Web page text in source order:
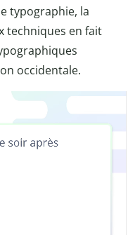
typographie, la
techniques en fait
occidentale.